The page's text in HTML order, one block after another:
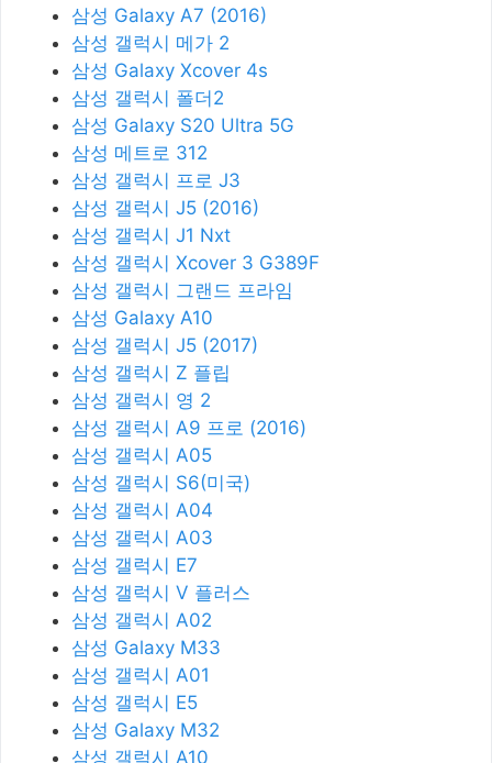
삼성 Galaxy A7 (2016)
삼성 갤럭시 메가 2
삼성 Galaxy Xcover 4s
삼성 갤럭시 폴더2
삼성 Galaxy S20 Ultra 5G
삼성 메트로 312
삼성 갤럭시 프로 J3
삼성 갤럭시 J5 (2016)
삼성 갤럭시 J1 Nxt
삼성 갤럭시 Xcover 3 G389F
삼성 갤럭시 그랜드 프라임
삼성 Galaxy A10
삼성 갤럭시 J5 (2017)
삼성 갤럭시 Z 플립
삼성 갤럭시 영 2
삼성 갤럭시 A9 프로 (2016)
삼성 갤럭시 A05
삼성 갤럭시 S6(미국)
삼성 갤럭시 A04
삼성 갤럭시 A03
삼성 갤럭시 E7
삼성 갤럭시 V 플러스
삼성 갤럭시 A02
삼성 Galaxy M33
삼성 갤럭시 A01
삼성 갤럭시 E5
삼성 Galaxy M32
삼성 갤럭시 A10